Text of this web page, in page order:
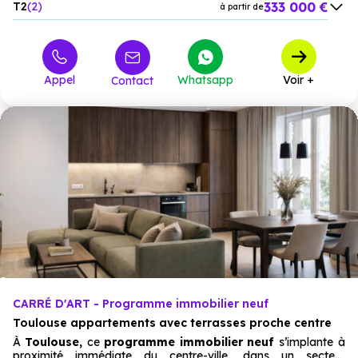
T2 2 à partir de333 000 €
Appel Contact Whatsapp Voir +
CARRÉ D'ART - Programme immobilier neuf
Toulouse appartements avec terrasses proche centre
À Toulouse, ce programme immobilier neuf s’implante à